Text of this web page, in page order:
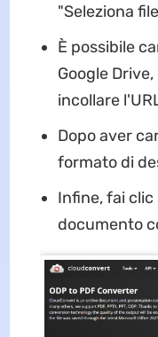
"Seleziona
È possibile
Google
incollare
Dopo aver
formato di
Infine, fai
documento